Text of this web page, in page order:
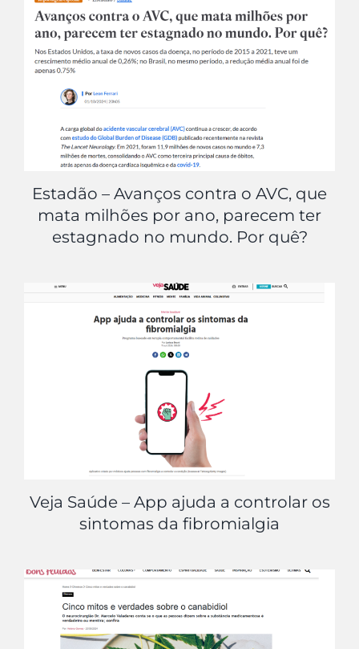
Estadão – Avanços contra o AVC, que
mata milhões por ano, parecem ter
estagnado no mundo. Por quê?
Veja Saúde – App ajuda a controlar os
sintomas da fibromialgia